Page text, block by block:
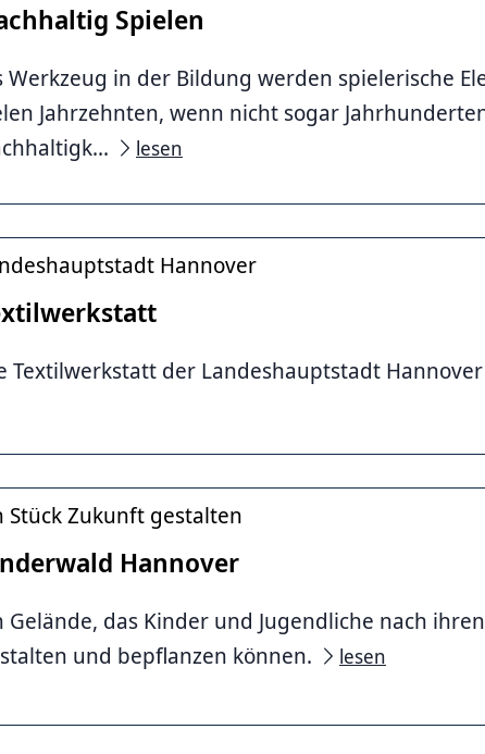
Spielen
Werkzeug in der Bildung werden spielerische
Jahrzehnten, wenn nicht sogar
lesen
Hannover
Textilwerkstatt der Landeshauptstadt Hannover
Stück Zukunft gestalten
Hannover
Gelände, das Kinder und Jugendliche nach
und bepflanzen können.
lesen